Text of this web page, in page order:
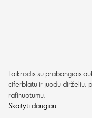
Laikrodis su prabangiais
ciferblatu ir juodu dirželiu,
rafinuotumu.
Skaityti daugiau